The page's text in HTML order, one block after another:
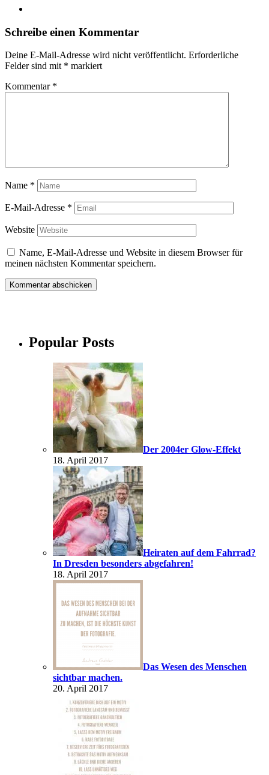
Schreibe einen Kommentar
Deine E-Mail-Adresse wird nicht veröffentlicht. Erforderliche
Felder sind mit * markiert
Kommentar *
Name *
E-Mail-Adresse *
Website
Name, E-Mail-Adresse und Website in diesem Browser für
meinen nächsten Kommentar speichern.
Popular Posts
Der 2004er Glow-Effekt
18. April 2017
Heiraten auf dem Fahrrad?
In Dresden besonders abgefahren!
18. April 2017
Das Wesen des Menschen
sichtbar machen.
20. April 2017